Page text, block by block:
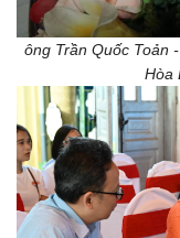
ông Trần Quốc Toản
Hòa